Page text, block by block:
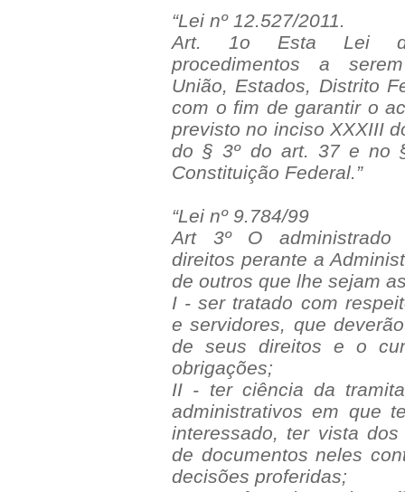
“Lei nº 12.527/2011.
Art. 1o Esta Lei
procedimentos a
União, Estados, Distrito
com o fim de garantir o
previsto no inciso XXXIII
do § 3º do art. 37 e no
Constituição Federal.”
“Lei nº 9.784/99
Art 3º O administrado
direitos perante a
de outros que lhe sejam
I - ser tratado com
e servidores, que
de seus direitos e o
obrigações;
II - ter ciência da
administrativos em que
interessado, ter vista
de documentos neles
decisões proferidas;